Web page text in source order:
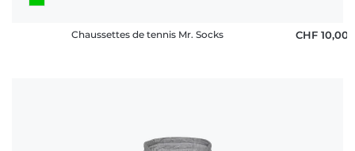
Chaussettes de tennis Mr. Socks CHF 10,00